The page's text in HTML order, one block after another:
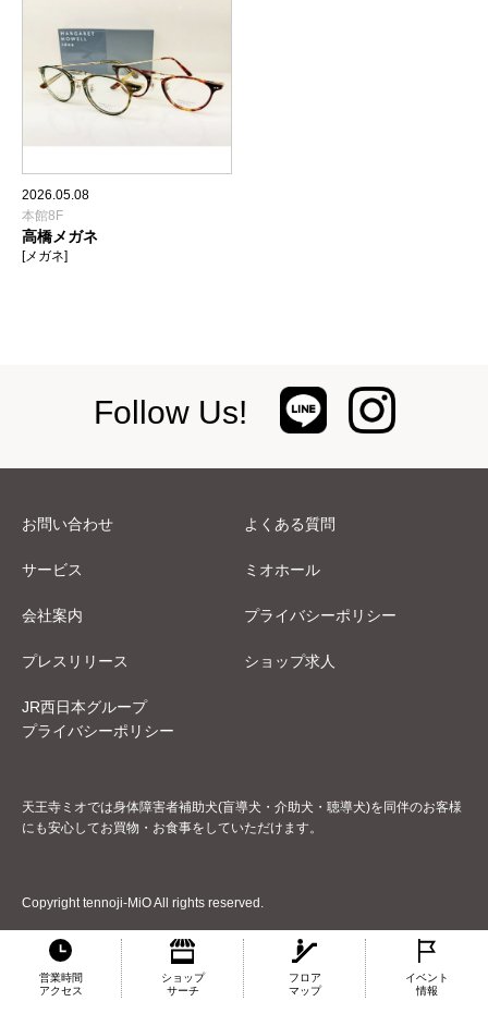
2026.05.08
本館8F
高橋メガネ
[メガネ]
Follow Us!
営業時間
アクセス
ショップ
サーチ
フロア
マップ
イベント
情報
お問い合わせ よくある質問
サービス ミオホール
会社案内 プライバシーポリシー
プレスリリース ショップ求人
JR西日本グループ
プライバシーポリシー
天王寺ミオでは身体障害者補助犬(盲導犬・介助犬・聴導犬)を同伴のお客様
にも安心してお買物・お食事をしていただけます。
Copyright tennoji-MiO All rights reserved.